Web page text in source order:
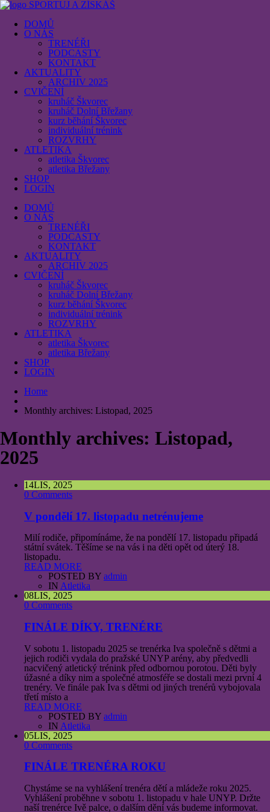
SPORTUJ A ZÍSKÁŠ
DOMŮ
O NÁS
TRENÉŘI
PODCASTY
KONTAKT
AKTUALITY
ARCHIV 2025
CVIČENÍ
kruháč Škvorec
kruháč Dolní Břežany
kurz běhání Škvorec
individuální trénink
ROZVRHY
ATLETIKA
atletika Škvorec
atletika Břežany
SHOP
LOGIN
DOMŮ
O NÁS
TRENÉŘI
PODCASTY
KONTAKT
AKTUALITY
ARCHIV 2025
CVIČENÍ
kruháč Škvorec
kruháč Dolní Břežany
kurz běhání Škvorec
individuální trénink
ROZVRHY
ATLETIKA
atletika Škvorec
atletika Břežany
SHOP
LOGIN
Home
Monthly archives: Listopad, 2025
Monthly archives: Listopad,
2025
14LIS, 2025
0 Comments
V pondělí 17. listopadu netrénujeme
Milí rodiče, připomínáme, že na pondělí 17. listopadu připadá
státní svátek. Těšíme se na vás i na děti opět od úterý 18.
listopadu.
READ MORE
POSTED BY admin
IN Atletika
08LIS, 2025
0 Comments
FINÁLE DÍKY, TRENÉRE
V sobotu 1. listopadu 2025 se trenérka Iva společně s dětmi a
jejich rodiči vydala do pražské UNYP arény, aby předvedli
nacvičený atletický trénink před odbornou porotou. Děti byly
úžasné a díky nim a společné atmosféře se dostali mezi první 4
trenéry. Ve finále pak Iva s dětmi od jiných trenérů vybojovala
třetí místo a
READ MORE
POSTED BY admin
IN Atletika
05LIS, 2025
0 Comments
FINÁLE TRENÉRA ROKU
Chystáme se na vyhlášení trenéra dětí a mládeže roku 2025.
Vyhlášení proběhne v sobotu 1. listopadu v hale UNYP. Držte
naší trenérce Ivě palce, o dalším dění vás budeme informovat.